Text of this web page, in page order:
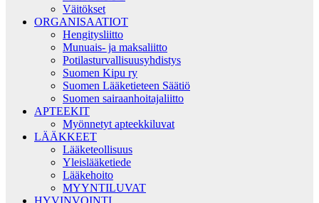
Väitökset
ORGANISAATIOT
Hengitysliitto
Munuais- ja maksaliitto
Potilasturvallisuusyhdistys
Suomen Kipu ry
Suomen Lääketieteen Säätiö
Suomen sairaanhoitajaliitto
APTEEKIT
Myönnetyt apteekkiluvat
LÄÄKKEET
Lääketeollisuus
Yleislääketiede
Lääkehoito
MYYNTILUVAT
HYVINVOINTI